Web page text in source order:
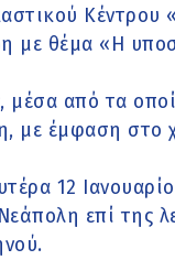
Κέντρου
με θέμα «Η
από τα
με έμφαση
12
επί της